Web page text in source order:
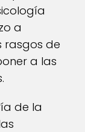
a
rasgos de
a las
de la